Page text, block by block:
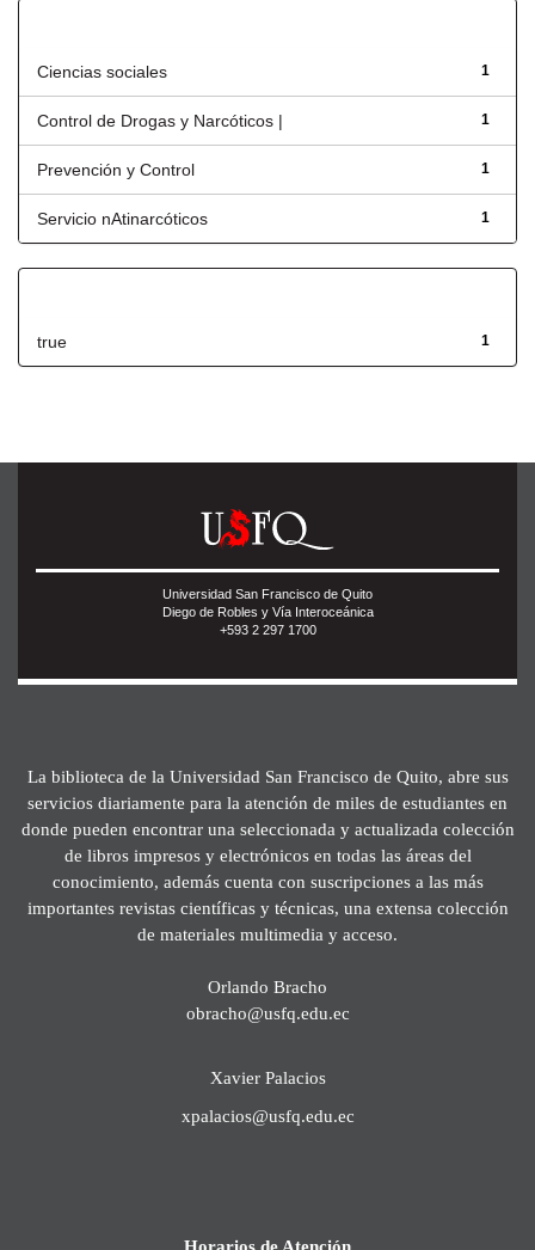
1
Ciencias sociales
1
Control de Drogas y Narcóticos |
1
Prevención y Control
1
Servicio nAtinarcóticos
1
true
Universidad San Francisco de Quito
Diego de Robles y Vía Interoceánica
+593 2 297 1700
La biblioteca de la Universidad San Francisco de Quito, abre sus
servicios diariamente para la atención de miles de estudiantes en
donde pueden encontrar una seleccionada y actualizada colección
de libros impresos y electrónicos en todas las áreas del
conocimiento, además cuenta con suscripciones a las más
importantes revistas científicas y técnicas, una extensa colección
de materiales multimedia y acceso.
Orlando Bracho
obracho@usfq.edu.ec
Xavier Palacios
xpalacios@usfq.edu.ec
Horarios de Atención